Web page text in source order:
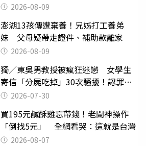
2026-08-09
澎湖13孩傳遭棄養！兄姊打工養弟
妹 父母疑帶走證件、補助款離家
2026-08-09
獨／東吳男教授被瘋狂迷戀 女學生
寄信「分屍吃掉」30次騷擾！認罪免
關 2026-07-30
買195元鹹酥雞忘帶錢！老闆神操作
「倒找5元」 全網看哭：這就是台灣
2026-08-07